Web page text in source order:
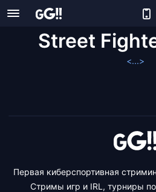
Street
<...>
Первая киберспортивная
Стримы игр и IRL, турниры